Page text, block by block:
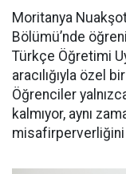
Moritanya
Bölümü’nde
Türkçe Öğretimi
aracılığıyla özel
Öğrenciler
kalmıyor, aynı
misafirperverliğini